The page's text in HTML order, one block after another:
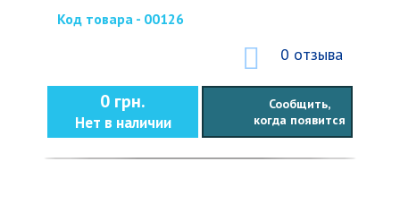
Код товара - 00126
0 отзыва
0 грн.
Нет в наличии
Сообщить,
когда появится